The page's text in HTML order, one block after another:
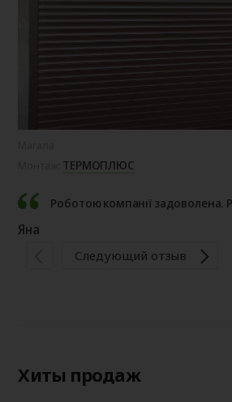
ТЕРМОПЛЮС
Роботою компанії задоволена.
Яна
Следующий отзыв
Хиты продаж